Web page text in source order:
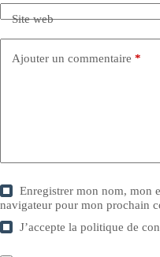
Site web
Ajouter un commentaire *
Enregistrer mon nom, mon
navigateur pour mon prochain
J’accepte lapolitique de